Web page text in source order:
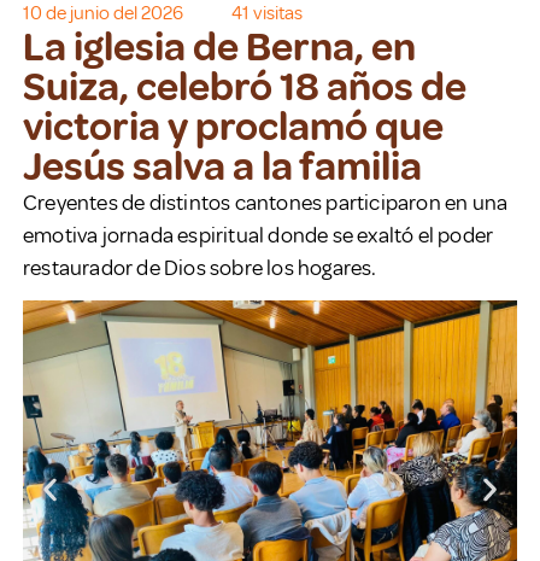
10 de junio del 2026
41 visitas
La iglesia de Berna, en
Suiza, celebró 18 años de
victoria y proclamó que
Jesús salva a la familia
Creyentes de distintos cantones participaron en una
emotiva jornada espiritual donde se exaltó el poder
restaurador de Dios sobre los hogares.